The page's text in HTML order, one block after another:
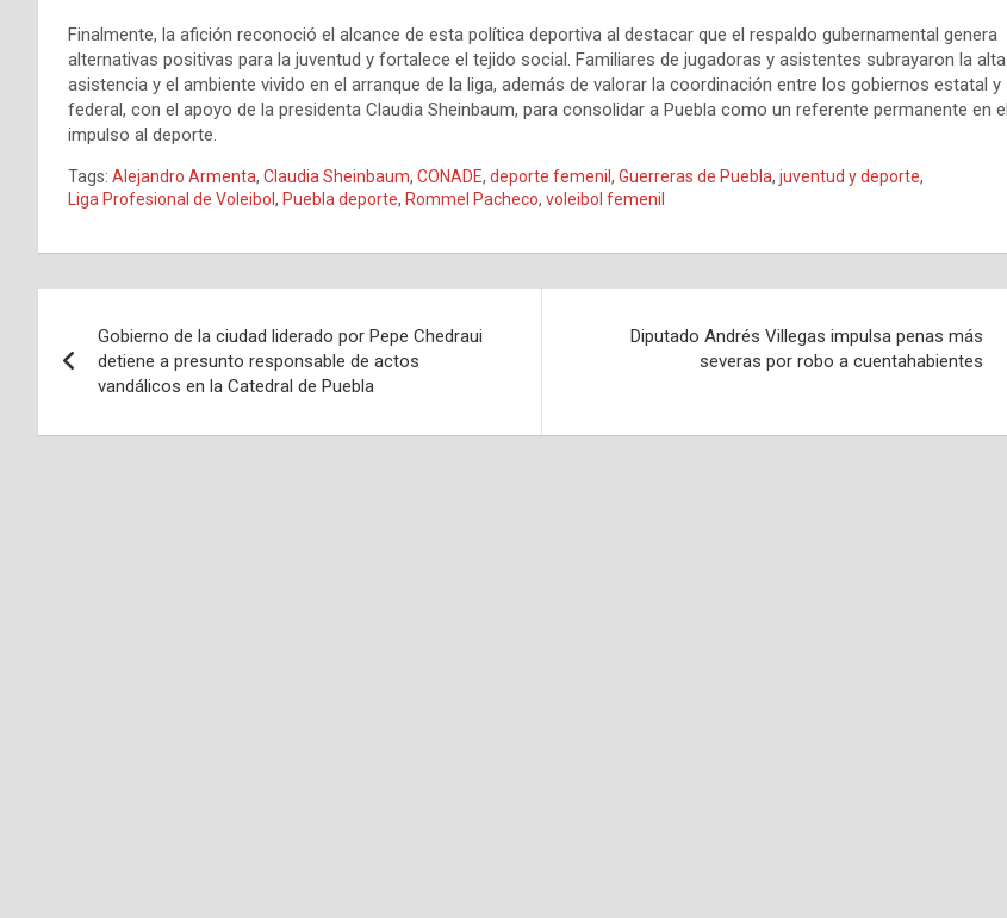
Finalmente, la afición reconoció el alcance de esta política deportiva al destacar que el respaldo gubernamental genera
alternativas positivas para la juventud y fortalece el tejido social. Familiares de jugadoras y asistentes subrayaron la alta
asistencia y el ambiente vivido en el arranque de la liga, además de valorar la coordinación entre los gobiernos estatal y
federal, con el apoyo de la presidenta Claudia Sheinbaum, para consolidar a Puebla como un referente permanente en el
impulso al deporte.
Tags: Alejandro Armenta, Claudia Sheinbaum, CONADE, deporte femenil , Guerreras de Puebla, juventud y deporte,
Liga Profesional de Voleibol , Puebla deporte, Rommel Pacheco, voleibol femenil
de
Gobierno de la ciudad liderado por Pepe Chedraui
detiene a presunto responsable de actos
vandálicos en la Catedral de Puebla
Diputado Andrés Villegas impulsa penas más
severas por robo a cuentahabientes